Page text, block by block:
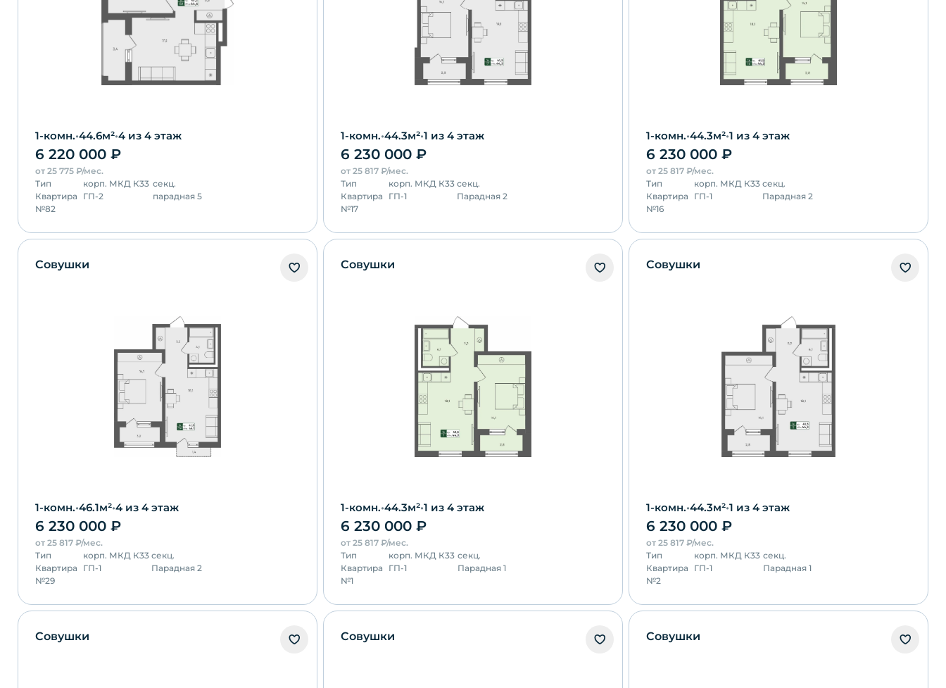
1-комн.•44.6м²•4 из 4 этаж
6 220 000 ₽
от 25 775 ₽/мес.
Тип
Квартира
корп. МКД К33
ГП-2
секц.
парадная 5
№82
1-комн.•44.3м²•1 из 4 этаж
6 230 000 ₽
от 25 817 ₽/мес.
Тип
Квартира
корп. МКД К33
ГП-1
секц.
Парадная 2
№17
1-комн.•44.3м²•1 из 4 этаж
6 230 000 ₽
от 25 817 ₽/мес.
Тип
Квартира
корп. МКД К33
ГП-1
секц.
Парадная 2
№16
Совушки
1-комн.•46.1м²•4 из 4 этаж
6 230 000 ₽
от 25 817 ₽/мес.
Тип
Квартира
корп. МКД К33
ГП-1
секц.
Парадная 2
№29
Совушки
1-комн.•44.3м²•1 из 4 этаж
6 230 000 ₽
от 25 817 ₽/мес.
Тип
Квартира
корп. МКД К33
ГП-1
секц.
Парадная 1
№1
Совушки
1-комн.•44.3м²•1 из 4 этаж
6 230 000 ₽
от 25 817 ₽/мес.
Тип
Квартира
корп. МКД К33
ГП-1
секц.
Парадная 1
№2
Совушки Совушки Совушки